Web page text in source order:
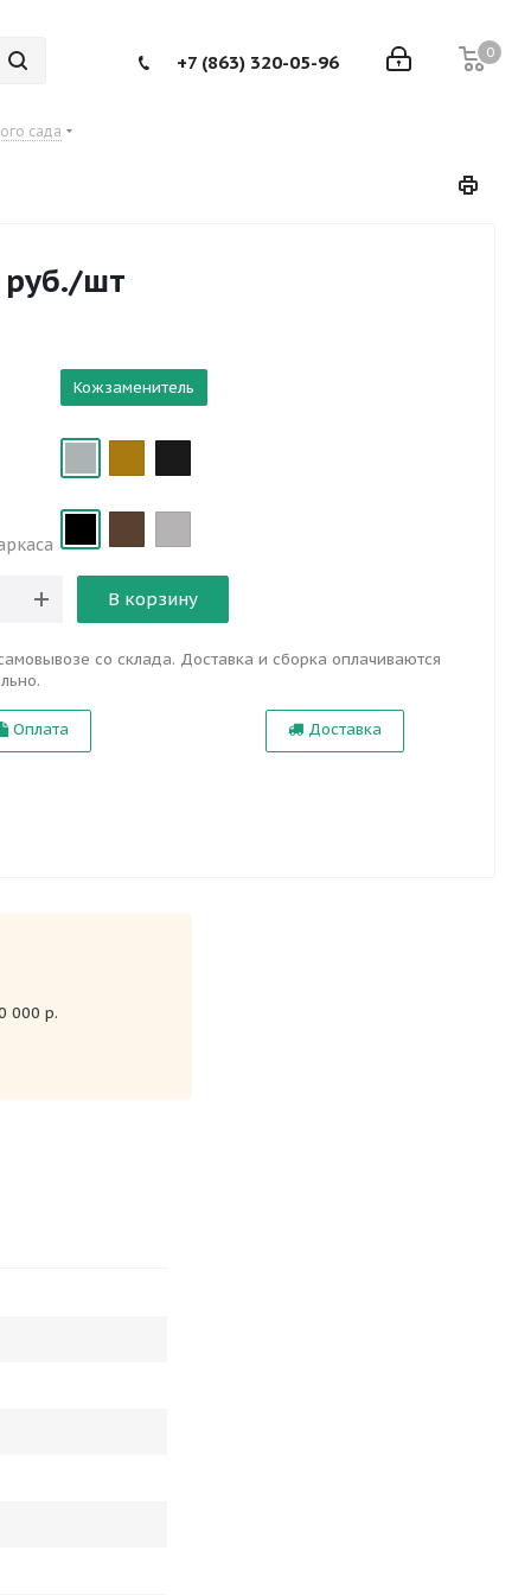
0
+7 (863) 320-05-96
сада
/шт
Кожзаменитель
В корзину
со склада. Доставка и сборка оплачиваются
Оплата Доставка
000 р.